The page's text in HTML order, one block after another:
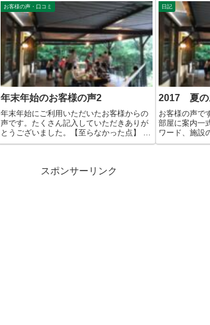
お客様の声・口コミ
年末年始のお客様の声2
年末年始にご利用いただいたお客様からの
声です。たくさん記入していただきありが
とうございました。【至らなかった点】 な
し ...
日記
2017 夏の
お客様の声で
部屋に案内一
ワード、施設
スポンサーリンク